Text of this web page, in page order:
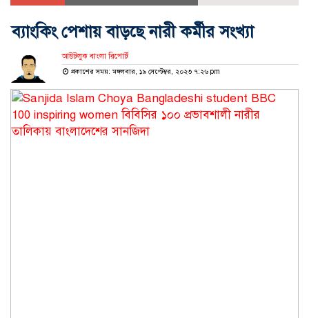
ব্যাংকিং পেশায় বাড়ছে নারী কর্মীর সংখ্যা
আউটলুক বাংলা রিপোর্ট
প্রকাশের সময়: মঙ্গলবার, ১৯ সেপ্টেম্বর, ২০২৩ ৭:২৬ pm